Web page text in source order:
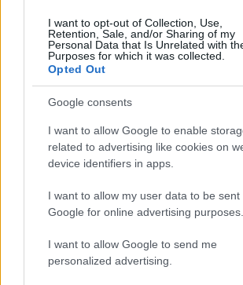
I want to opt-out of Collection, Use,
Retention, Sale, and/or Sharing of my
Personal Data that Is Unrelated with
Purposes for which it was collected.
Opted Out
Google consents
I want to allow Google to enable
related to advertising like cookies on
device identifiers in apps.
I want to allow my user data to be sent
Google for online advertising purposes.
I want to allow Google to send me
personalized advertising.
Itt egy új (HED) P.E. dal
Ilyen keményen tud zúzni
Bajba keveredett a Brat
Dokumentumfilm készült